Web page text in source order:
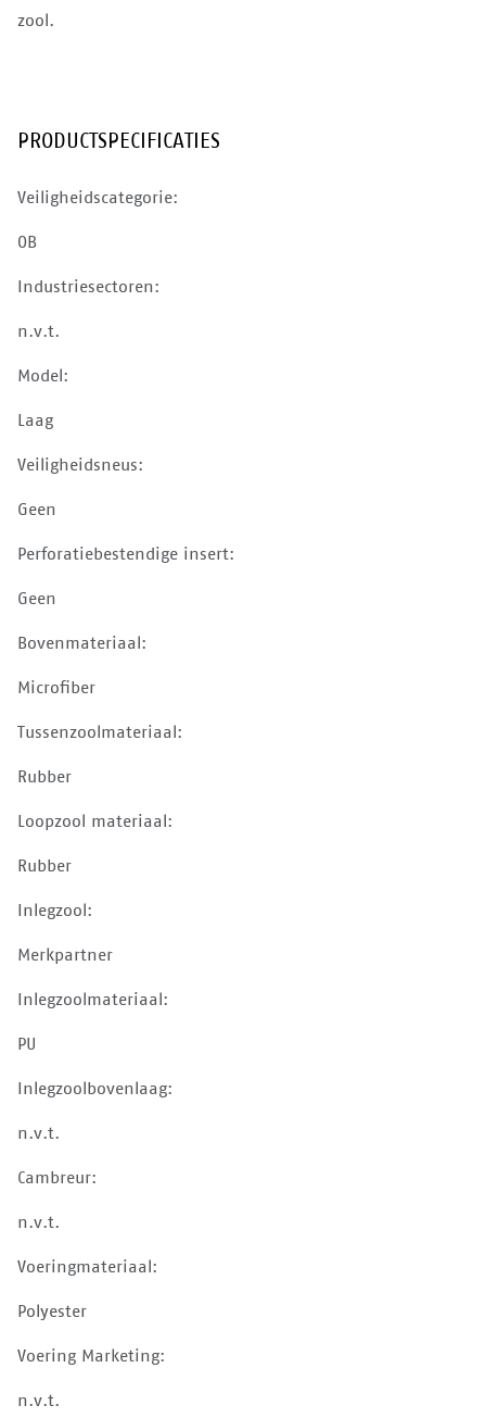
zool.
PRODUCTSPECIFICATIES
Veiligheidscategorie:
OB
Industriesectoren:
n.v.t.
Model:
Laag
Veiligheidsneus:
Geen
Perforatiebestendige insert:
Geen
Bovenmateriaal:
Microfiber
Tussenzoolmateriaal:
Rubber
Loopzool materiaal:
Rubber
Inlegzool:
Merkpartner
Inlegzoolmateriaal:
PU
Inlegzoolbovenlaag:
n.v.t.
Cambreur:
n.v.t.
Voeringmateriaal:
Polyester
Voering Marketing:
n.v.t.